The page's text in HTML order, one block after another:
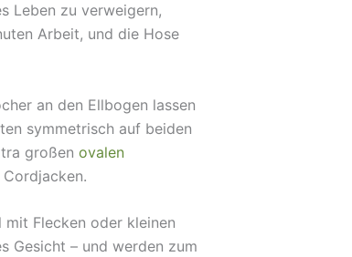
Leben zu verweigern,
Arbeit, und die Hose
an den Ellbogen lassen
symmetrisch auf beiden
großen ovalen
mit Flecken oder kleinen
Gesicht – und werden zum